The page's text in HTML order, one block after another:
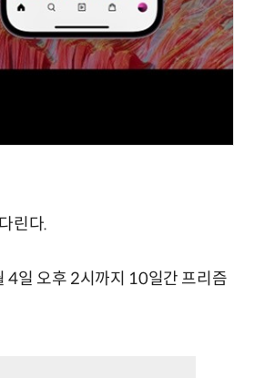
린다.
일 오후 2시까지 10일간 프리즘